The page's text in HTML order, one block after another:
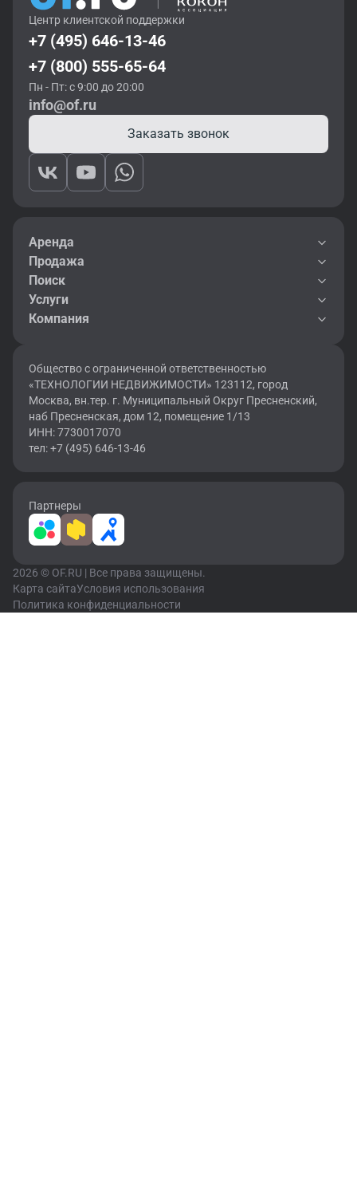
Центр клиентской поддержки
+7 (495) 646-13-46
+7 (800) 555-65-64
Пн - Пт: с 9:00 до 20:00
info@of.ru
Заказать звонок
Аренда
Продажа
Поиск
Услуги
Компания
Общество с ограниченной ответственностью
«ТЕХНОЛОГИИ НЕДВИЖИМОСТИ» 123112, город
Москва, вн.тер. г. Муниципальный Округ Пресненский,
наб Пресненская, дом 12, помещение 1/13
ИНН: 7730017070
тел: +7 (495) 646-13-46
Партнеры
2026 © OF.RU | Все права защищены.
Карта сайтаУсловия использования
Политика конфиденциальности